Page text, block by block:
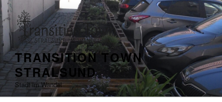
Zum
Inhalt
springen
TRANSITION TOWN
STRALSUND
Stadt im Wandel